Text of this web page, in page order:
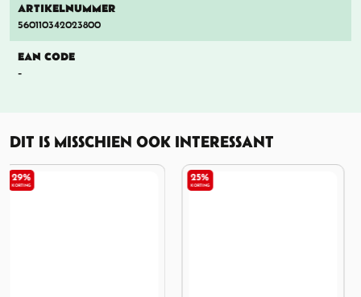
ARTIKELNUMMER
560110342023800
EAN CODE
-
DIT IS MISSCHIEN OOK INTERESSANT
25%
KORTING
29%
KORTING